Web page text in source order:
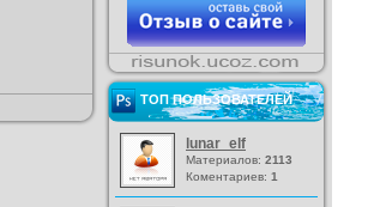
ТОП ПОЛЬЗОВАТЕЛЕЙ
lunar_elf
Материалов: 2113
Коментариев: 1